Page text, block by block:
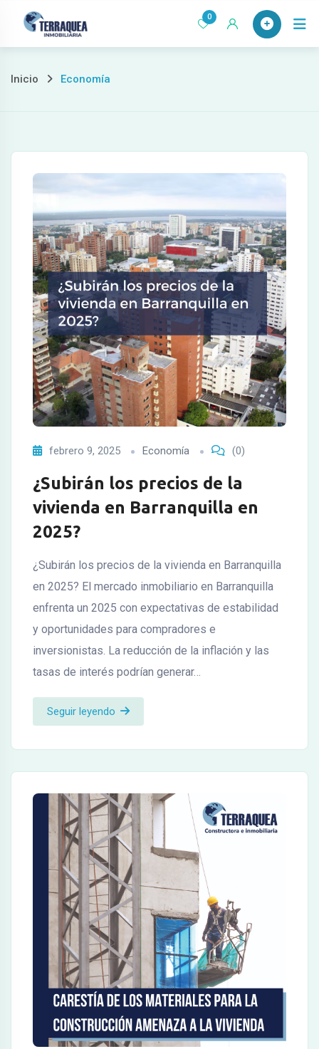
0
Inicio Economía
febrero 9, 2025 Economía (0)
¿Subirán los precios de la
vivienda en Barranquilla en
2025?
¿Subirán los precios de la vivienda en Barranquilla
en 2025? El mercado inmobiliario en Barranquilla
enfrenta un 2025 con expectativas de estabilidad
y oportunidades para compradores e
inversionistas. La reducción de la inflación y las
tasas de interés podrían generar…
Seguir leyendo